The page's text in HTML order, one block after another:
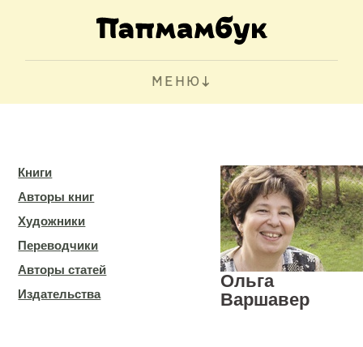
МЕНЮ
Книги
Авторы книг
Художники
Переводчики
Авторы статей
Издательства
Ольга
Варшавер